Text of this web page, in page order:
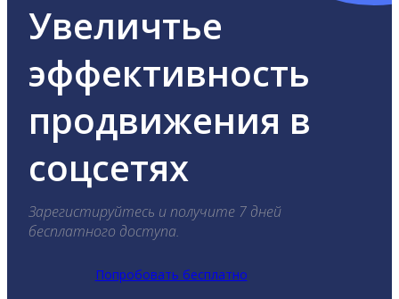
Увеличтье
эффективность
продвижения в
соцсетях
Зарегистируйтесь и получите 7 дней
бесплатного доступа.
Попробовать бесплатно